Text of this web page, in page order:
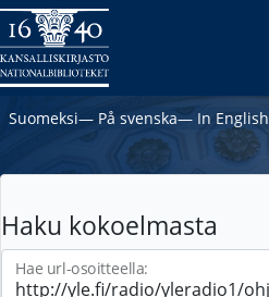
Suomeksi― På svenska― In English
Haku kokoelmasta
Hae url-osoitteella: